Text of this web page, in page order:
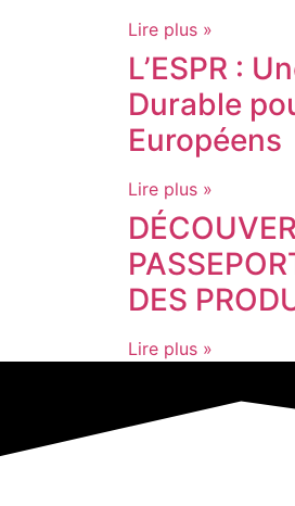
Lire plus »
L’ESPR :
Durable
Européens
Lire plus »
DES
Lire plus »